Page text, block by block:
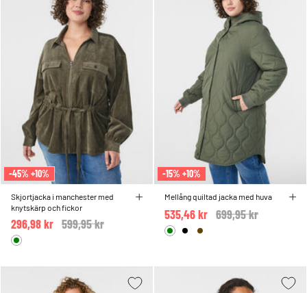
-45% +10%
Skjortjacka i manchester med
knytskärp och fickor
Price reduced from
599,95 kr
296,98 kr
-15% +10%
Mellång quiltad jacka med huva
Price reduced from
699,95 kr
535,46 kr